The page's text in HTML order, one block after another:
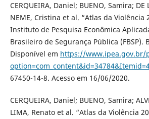
CERQUEIRA, Daniel; BUENO, Samira; DE
NEME, Cristina et al. “Atlas da Violência
Instituto de Pesquisa Econômica
Brasileiro de Segurança Pública (FBSP).
Disponível em https://www.ipea.gov.br/
67450-14-8. Acesso em 16/06/2020.
CERQUEIRA, Daniel; BUENO, Samira;
LIMA, Renato et al. “Atlas da Violência